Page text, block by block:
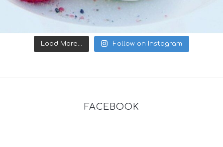
Load More... Follow on Instagram
FACEBOOK